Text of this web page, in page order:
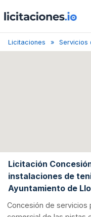
Licitaciones Servicios
Licitación
instalaciones de
Ayuntamiento de
Concesión de servicios